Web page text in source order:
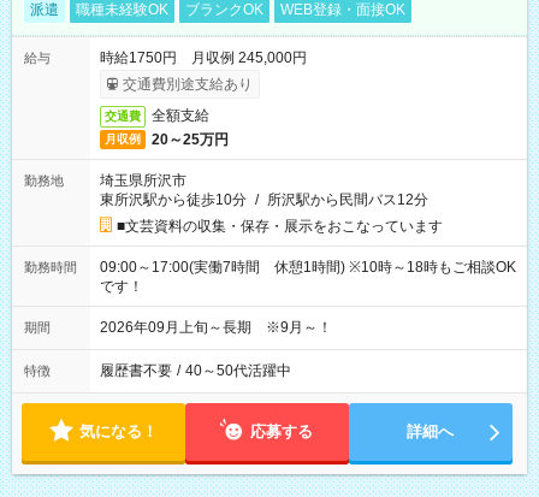
派遣 職種未経験OK ブランクOK WEB登録・面接OK
給与
時給1750円 月収例 245,000円
交通費別途支給あり
交通費 全額支給
月収例 20～25万円
勤務地
埼玉県所沢市
東所沢駅から徒歩10分 / 所沢駅から民間バス12分
■文芸資料の収集・保存・展示をおこなっています
勤務時間
09:00～17:00(実働7時間 休憩1時間) ※10時～18時もご相談OK
です！
期間 2026年09月上旬～長期 ※9月～！
特徴 履歴書不要 / 40～50代活躍中
気になる！ 応募する 詳細へ